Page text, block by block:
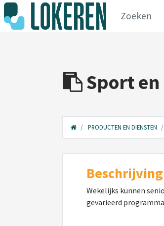
Sport
PRODUCTEN EN DIENSTEN
Beschrijving
Wekelijks kunnen
gevarieerd